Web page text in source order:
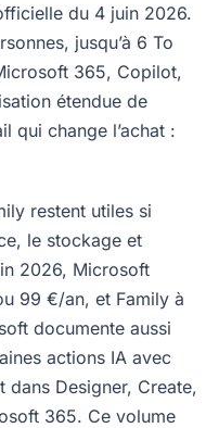
du 4 juin 2026.
jusqu’à 6 To
365, Copilot,
étendue de
qui change l’achat :
restent utiles si
le stockage et
2026, Microsoft
99 €/an, et Family à
documente aussi
actions IA avec
dans Designer, Create,
365. Ce volume